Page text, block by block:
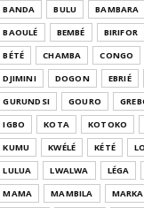
BANDA
BULU BAMBARA
BAOULÉ
BEMBÉ BIRIFOR
BÉTÉ
CHAMBA CONGO
DJIMINI
DOGON EBRIÉ
GURUNDSI
GOURO
IGBO
KOTA KOTOKO
KUMU
KWÉLÉ KÉTÉ
LULUA
LWALWA LÉGA
MAMA
MAMBILA MARKA